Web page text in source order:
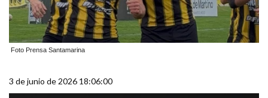
Foto Prensa Santamarina
3 de junio de 2026 18:06:00